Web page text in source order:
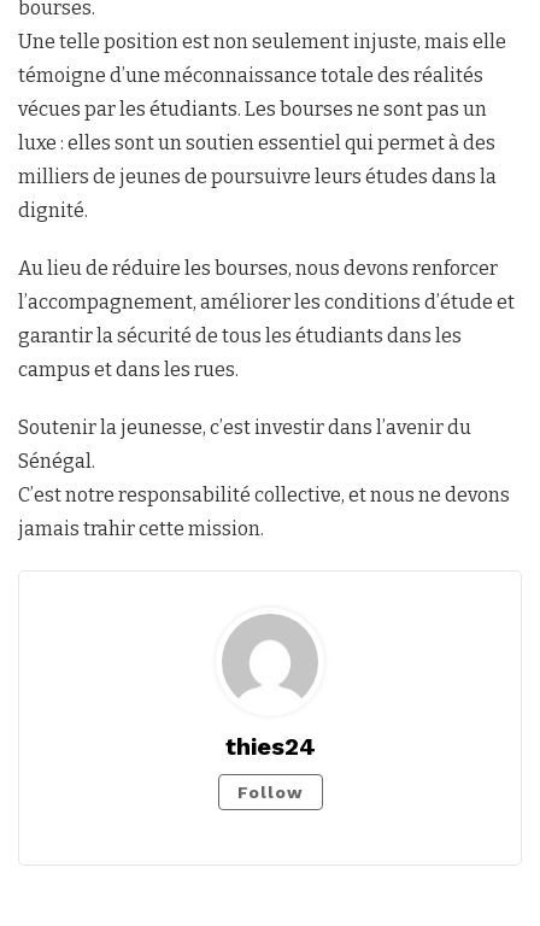
bourses.
Une telle position est non seulement injuste, mais elle
témoigne d’une méconnaissance totale des réalités
vécues par les étudiants. Les bourses ne sont pas un
luxe : elles sont un soutien essentiel qui permet à des
milliers de jeunes de poursuivre leurs études dans la
dignité.
Au lieu de réduire les bourses, nous devons renforcer
l’accompagnement, améliorer les conditions d’étude et
garantir la sécurité de tous les étudiants dans les
campus et dans les rues.
Soutenir la jeunesse, c’est investir dans l’avenir du
Sénégal.
C’est notre responsabilité collective, et nous ne devons
jamais trahir cette mission.
thies24
Follow